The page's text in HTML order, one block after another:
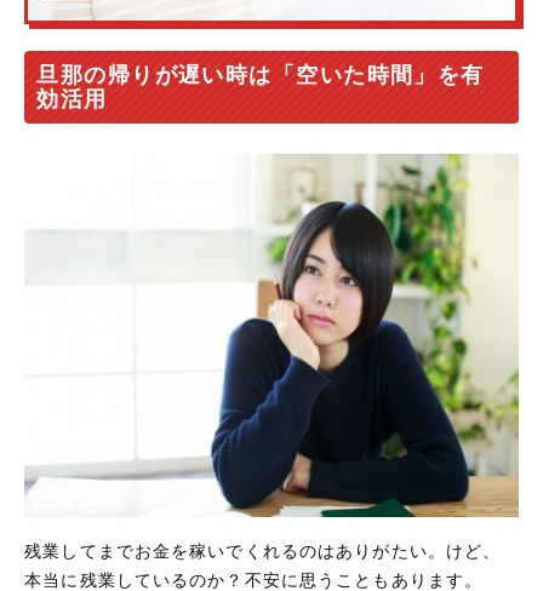
旦那の帰りが遅い時は「空いた時間」を有
効活用
残業してまでお金を稼いでくれるのはありがたい。けど、
本当に残業しているのか？不安に思うこともあります。